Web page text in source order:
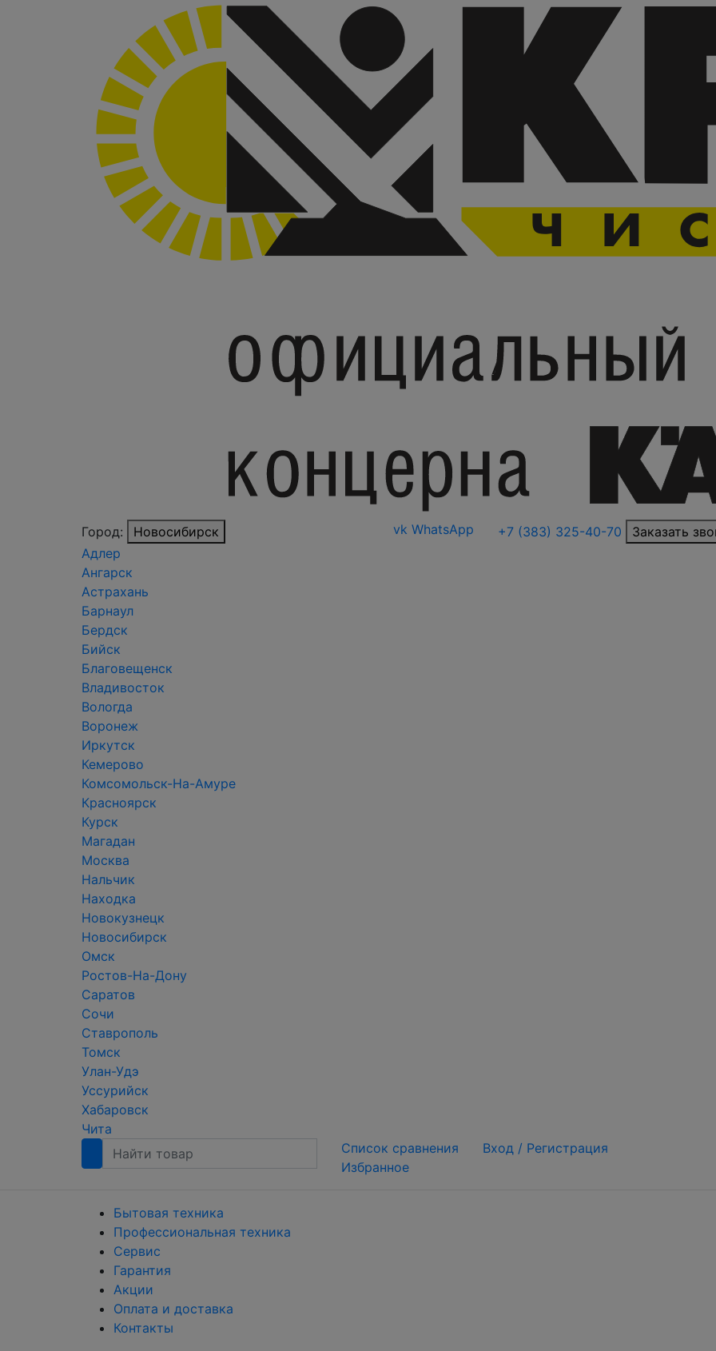
Город:
Новосибирск
Адлер
Ангарск
Астрахань
Барнаул
Бердск
Бийск
Благовещенск
Владивосток
Вологда
Воронеж
Иркутск
Кемерово
Комсомольск-На-Амуре
Красноярск
Курск
Магадан
Москва
Нальчик
Находка
Новокузнецк
Новосибирск
Омск
Ростов-На-Дону
Саратов
Сочи
Ставрополь
Томск
Улан-Удэ
Уссурийск
Хабаровск
Чита
vk WhatsApp +7 (383) 325-40-70 Заказать
Список сравнения
Избранное
Вход / Регистрация
Бытовая техника
Профессиональная техника
Сервис
Гарантия
Акции
Оплата и доставка
Контакты